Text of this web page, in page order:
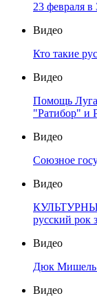
23 февраля в
Видео
Кто такие
Видео
Помощь
"Ратибор" и
Видео
Союзное
Видео
русский рок
Видео
Дюк Мишель
Видео